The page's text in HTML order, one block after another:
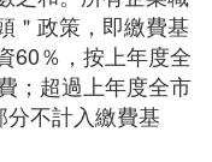
＂政策，即繳費基
60％，按上年度全
；超過上年度全市
不計入繳費基